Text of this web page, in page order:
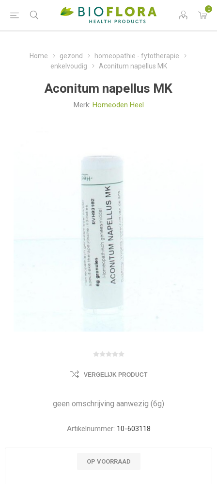
0
Home gezond
homeopathie - fytotherapie
enkelvoudig
Aconitum napellus MK
Aconitum napellus MK
Merk: Homeoden Heel
VERGELIJK PRODUCT
geen omschrijving aanwezig (6g)
Artikelnummer: 10-603118
OP VOORRAAD